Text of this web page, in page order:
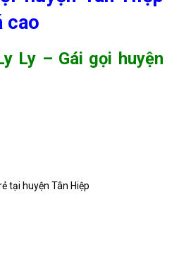
cao
Ly – Gái gọi huyện
tại huyện Tân Hiệp